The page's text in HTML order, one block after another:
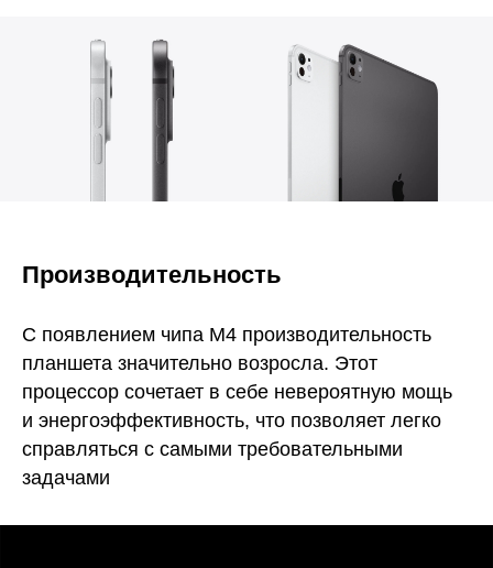
Производительность
С появлением чипа M4 производительность
планшета значительно возросла. Этот
процессор сочетает в себе невероятную мощь
и энергоэффективность, что позволяет легко
справляться с самыми требовательными
задачами